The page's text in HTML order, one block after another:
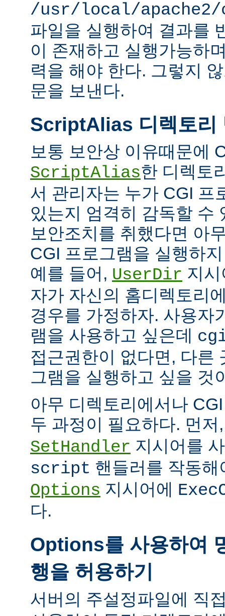
/usr/local/
파일을 실행하여 결과를
이 존재하고 실행가능하
력을 해야 한다. 그렇지
문을 보낸다.
ScriptAlias 디렉토리
보통 보안상 이유때문에
ScriptAlias한 디렉토
서 관리자는 누가 CGI 프
있는지 엄격히 감독할 수
보안조치를 취했다면 아
CGI 프로그램을 실행하
예를 들어, UserDir 지
자가 자신의 홈디렉토리
경우를 가정하자. 사용자
램을 사용하고 싶은데
접근권한이 없다면, 다른
그램을 실행하고 싶을 것
아무 디렉토리에서나
두 과정이 필요하다. 먼
SetHandler 지시어를
script 핸들러를 작동
Options 지시어에
다.
Options를 사용하여
행을 허용하기
서버의 주설정파일에 직